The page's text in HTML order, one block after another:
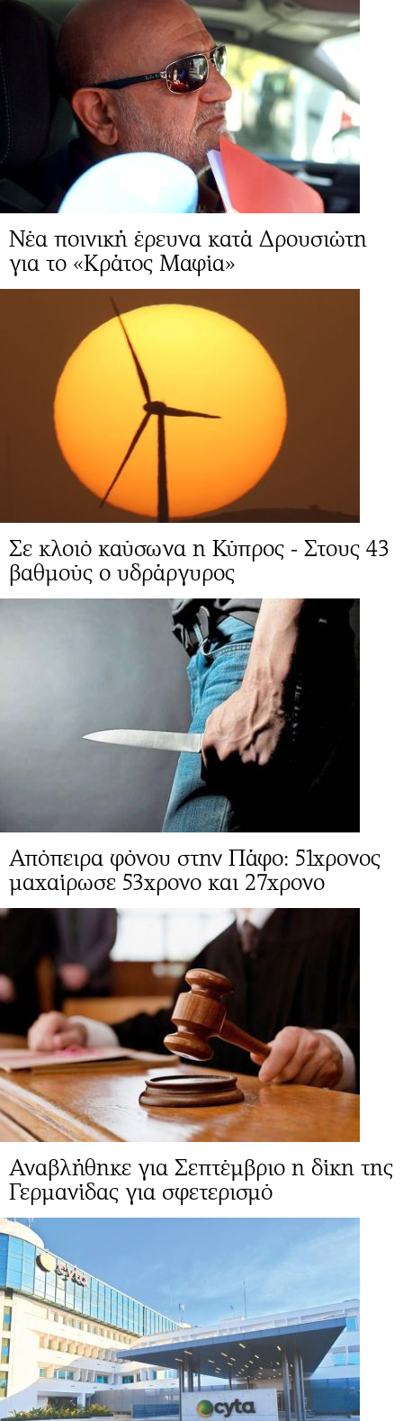
Νέα ποινική έρευνα κατά Δρουσιώτη
για το «Κράτος Μαφία»
Σε κλοιό καύσωνα η Κύπρος - Στους 43
βαθμούς ο υδράργυρος
Απόπειρα φόνου στην Πάφο: 51χρονος
μαχαίρωσε 53χρονο και 27χρονο
Αναβλήθηκε για Σεπτέμβριο η δίκη της
Γερμανίδας για σφετερισμό